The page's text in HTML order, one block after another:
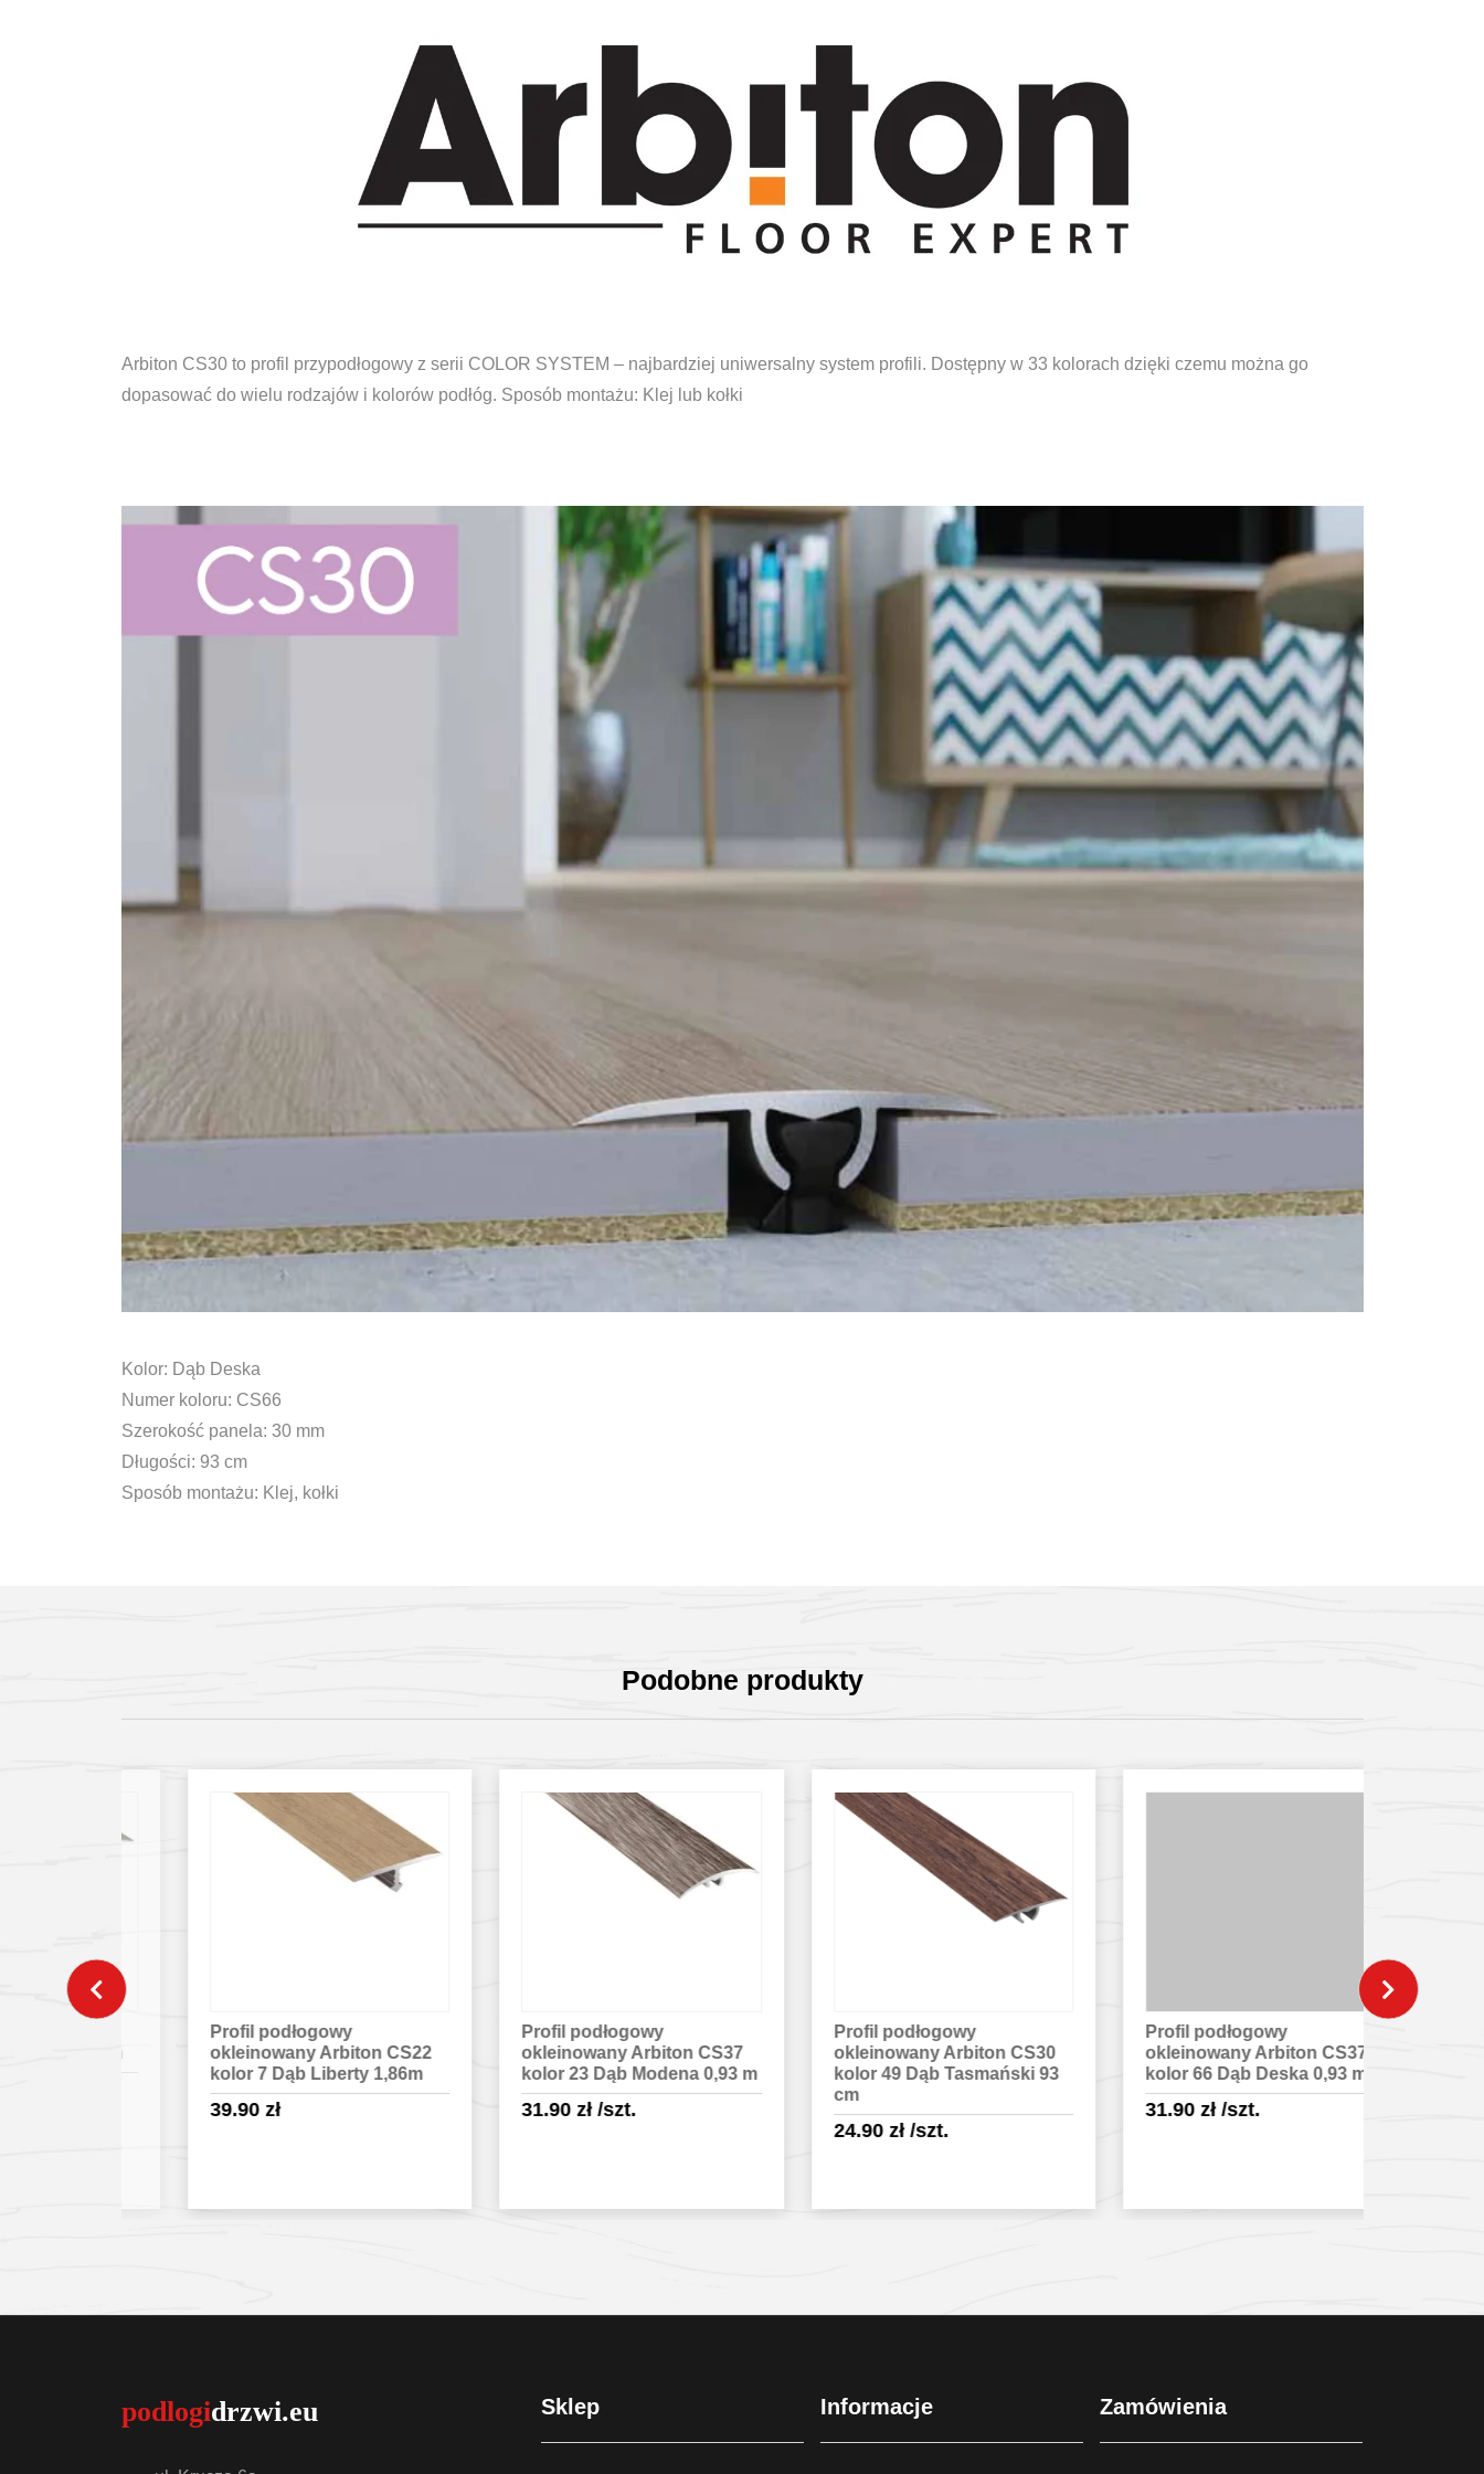
Arbiton CS30 to profil przypodłogowy z serii COLOR SYSTEM – najbardziej uniwersalny system profili. Dostępny w 33 kolorach dzięki czemu można go
dopasować do wielu rodzajów i kolorów podłóg. Sposób montażu: Klej lub kołki
Kolor: Dąb Deska
Numer koloru: CS66
Szerokość panela: 30 mm
Długości: 93 cm
Sposób montażu: Klej, kołki
Podobne produkty
Profil podłogowy
okleinowany Arbiton CS22
kolor 7 Dąb Liberty 1,86m
zł
Profil podłogowy
okleinowany Arbiton CS37
kolor 23 Dąb Modena 0,93 m
zł/szt.
Profil podłogowy
okleinowany Arbiton CS30
kolor 49 Dąb Tasmański 93
zł/szt.
Profil podłogowy
okleinowany Arbiton CS37
kolor 66 Dąb Deska 0,93 m
zł/szt.
Sklep Informacje Zamówienia